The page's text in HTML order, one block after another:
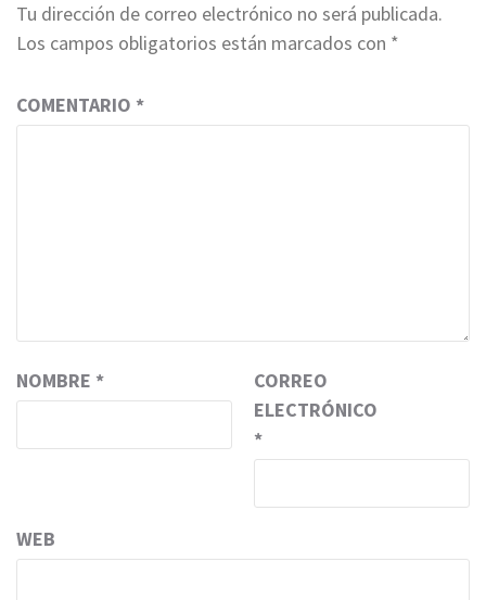
Tu dirección de correo electrónico no será publicada.
Los campos obligatorios están marcados con *
COMENTARIO *
NOMBRE *
CORREO
ELECTRÓNICO
*
WEB